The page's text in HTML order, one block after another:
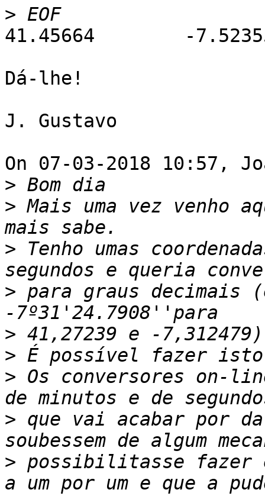
>
41.45664	-7.52355 0.00000
Dá-lhe!
J. Gustavo
On 07-03-2018 10:57,
>
> Mais uma vez venho
> Tenho umas
> para graus decimais
>
>
> Os conversores on-
> que vai acabar por
> possibilitasse fazer